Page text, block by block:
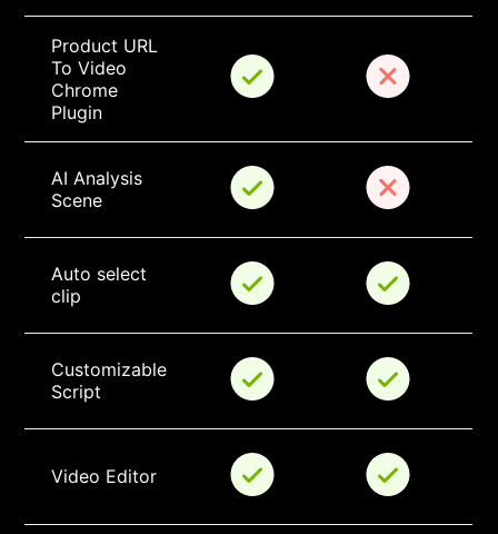
Product URL
To Video
Chrome
Plugin
AI Analysis
Scene
Auto select
clip
Customizable
Script
Video Editor